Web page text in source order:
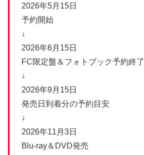
2026年5月15日
予約開始
↓
2026年6月15日
FC限定盤＆フォトブック予約終了
↓
2026年9月15日
発売日到着分の予約目安
↓
2026年11月3日
Blu-ray＆DVD発売